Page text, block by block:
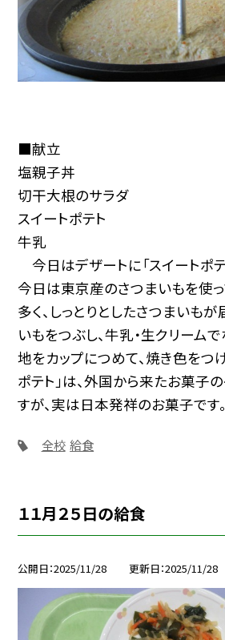
■献立
塩親子丼
切干大根のサラダ
スイートポテト
牛乳
今日はデザートに「スイートポテ
今日は東京産のさつまいもを使
多く、しっとりとしたさつまいもが
いもをつぶし、牛乳・生クリーム
地をカップにつめて、焼き色をつ
ポテト」は、外国から来たお菓子
すが、実は日本発祥のお菓子です。
全校 給食
１１月２５日の給食
公開日 2025/11/28 更新日 2025/11/28